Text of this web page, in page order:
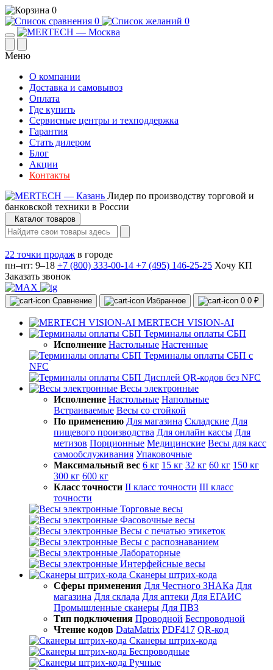
0
0
0
Меню
О компании
Доставка и самовывоз
Оплата
Где купить
Сервисные центры и техподдержка
Гарантия
Стать дилером
Блог
Акции
Контакты
Лидер по производству торговой и
банковской техники в России
Каталог товаров
22 точки продаж в городе
пн–пт: 9–18 +7 (800) 333-00-14 +7 (495) 146-25-25 Хочу КП
Заказать звонок
Сравнение Избранное 0 0 ₽
MERTECH VISION-AI
Терминалы оплаты СБП
Исполнение Настольные Настенные
Терминалы оплаты СБП с
NFC
Дисплей QR-кодов без NFC
Весы электронные
Исполнение Настольные Напольные
Встраиваемые Весы со стойкой
По применению Для магазина Складские Для
пищевого производства Для онлайн кассы Для
метизов Порционные Медицинские Весы для касс
самообслуживания Упаковочные
Максимальный вес 6 кг 15 кг 32 кг 60 кг 150 кг
300 кг 600 кг
Класс точности II класс точности III класс
точности
Торговые весы
Фасовочные весы
Весы с печатью этикеток
Весы с распознаванием
Лабораторные
Интерфейсные весы
Сканеры штрих-кода
Сферы применения Для Честного ЗНАКа Для
магазина Для склада Для аптеки Для ЕГАИС
Промышленные сканеры Для ПВЗ
Тип подключения Проводной Беспроводной
Чтение кодов DataMatrix PDF417 QR-код
Сканеры штрих-кода
Беспроводные
Ручные